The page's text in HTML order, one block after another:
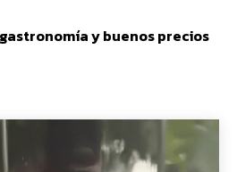
y buenos precios